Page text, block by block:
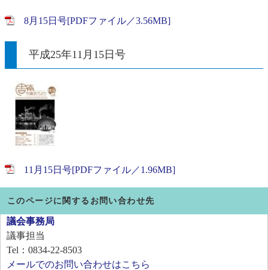
8月15日号[PDFファイル／3.56MB]
平成25年11月15日号
11月15日号[PDFファイル／1.96MB]
このページに関するお問い合わせ先
議会事務局
議事担当
Tel：0834-22-8503
メールでのお問い合わせはこちら